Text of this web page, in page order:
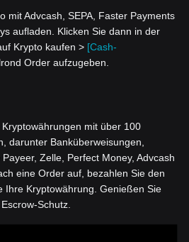
mit Advcash, SEPA, Faster Payments
aufladen. Klicken Sie dann in der
Krypto kaufen > [Cash-
Order aufzugeben.
Kryptowährungen mit über 100
darunter Banküberweisungen,
Zelle, Perfect Money, Advcash
eine Order auf, bezahlen Sie den
Ihre Kryptowährung. Genießen Sie
Schutz.